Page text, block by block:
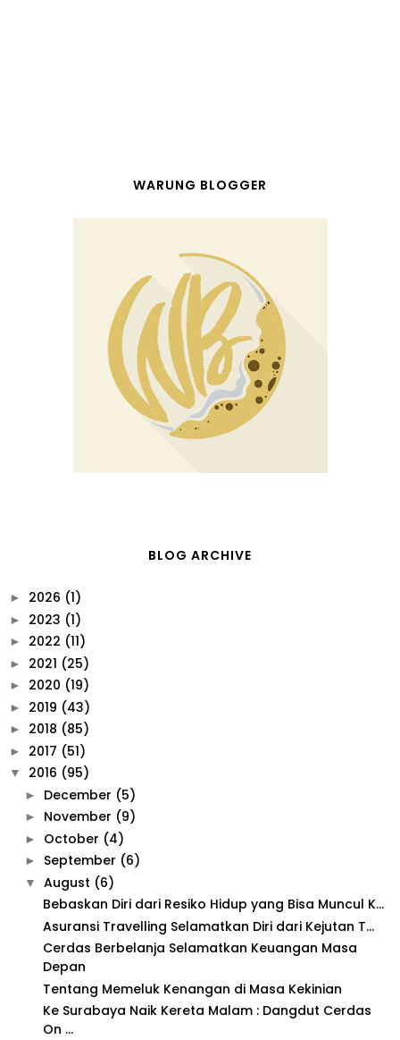
WARUNG BLOGGER
BLOG ARCHIVE
► 2026 (1)
► 2023 (1)
► 2022 (11)
► 2021 (25)
► 2020 (19)
► 2019 (43)
► 2018 (85)
► 2017 (51)
▼ 2016 (95)
► December (5)
► November (9)
► October (4)
► September (6)
▼ August (6)
Bebaskan Diri dari Resiko Hidup yang Bisa Muncul K...
Asuransi Travelling Selamatkan Diri dari Kejutan T...
Cerdas Berbelanja Selamatkan Keuangan Masa
Depan
Tentang Memeluk Kenangan di Masa Kekinian
Ke Surabaya Naik Kereta Malam : Dangdut Cerdas
On ...